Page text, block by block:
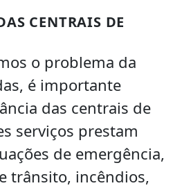
CENTRAIS DE
o problema da
é importante
das centrais de
serviços prestam
de emergência,
trânsito, incêndios,